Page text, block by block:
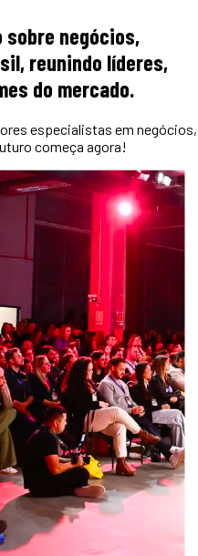
sobre negócios,
reunindo líderes,
do mercado.
especialistas em negócios,
começa agora!